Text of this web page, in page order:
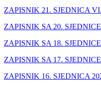
ZAPISNIK 21. SJEDNICA
ZAPISNIK SA 20.
ZAPISNIK SA 18.
ZAPISNIK SA 17.
ZAPISNIK 16. SJEDNICA